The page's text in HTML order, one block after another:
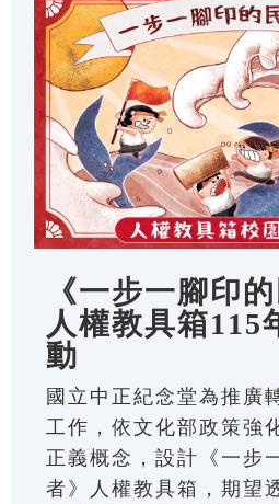
《一步一腳印
人權教具箱115
動
國立中正紀念堂為推廣
工作，依文化部政策強
正義概念，設計《一步
者》人權教具箱，期望